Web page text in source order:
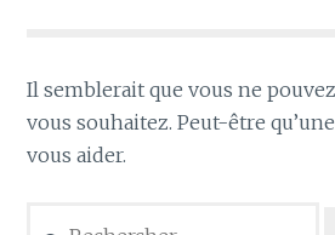
Il semblerait que vous ne
vous souhaitez. Peut-être
vous aider.